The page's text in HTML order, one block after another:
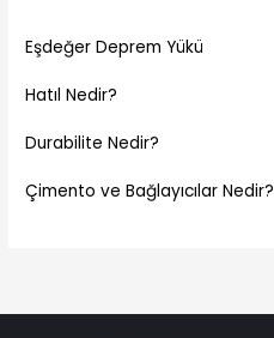
Eşdeğer Deprem Yükü
Hatıl Nedir?
Durabilite Nedir?
Çimento ve Bağlayıcılar Nedir?